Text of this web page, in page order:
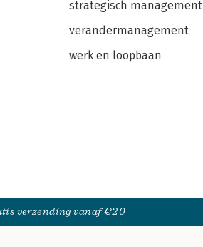
strategisch management
verandermanagement
werk en loopbaan
verzending vanaf €20